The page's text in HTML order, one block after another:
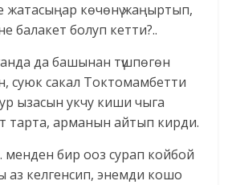
көчөнү жаңыртып,
балакет болуп кетти?..
да башынан түшпөгөн
суюк сакал Токтомамбетти
ызасын укчу киши чыга
тарта, арманын айтып кирди.
менден бир ооз сурап койбой
аз келгенсип, энемди кошо